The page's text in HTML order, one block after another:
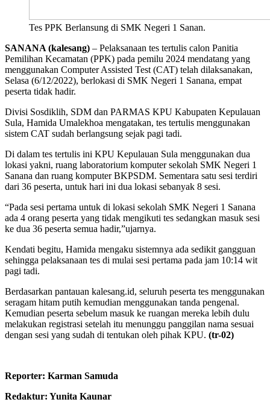
Tes PPK Berlansung di SMK Negeri 1 Sanan.
SANANA (kalesang) – Pelaksanaan tes tertulis calon Panitia
Pemilihan Kecamatan (PPK) pada pemilu 2024 mendatang yang
menggunakan Computer Assisted Test (CAT) telah dilaksanakan,
Selasa (6/12/2022), berlokasi di SMK Negeri 1 Sanana, empat
peserta tidak hadir.
Divisi Sosdiklih, SDM dan PARMAS KPU Kabupaten Kepulauan
Sula, Hamida Umalekhoa mengatakan, tes tertulis menggunakan
sistem CAT sudah berlangsung sejak pagi tadi.
Di dalam tes tertulis ini KPU Kepulauan Sula menggunakan dua
lokasi yakni, ruang laboratorium komputer sekolah SMK Negeri 1
Sanana dan ruang komputer BKPSDM. Sementara satu sesi terdiri
dari 36 peserta, untuk hari ini dua lokasi sebanyak 8 sesi.
“Pada sesi pertama untuk di lokasi sekolah SMK Negeri 1 Sanana
ada 4 orang peserta yang tidak mengikuti tes sedangkan masuk sesi
ke dua 36 peserta semua hadir,”ujarnya.
Kendati begitu, Hamida mengaku sistemnya ada sedikit gangguan
sehingga pelaksanaan tes di mulai sesi pertama pada jam 10:14 wit
pagi tadi.
Berdasarkan pantauan kalesang.id, seluruh peserta tes menggunakan
seragam hitam putih kemudian menggunakan tanda pengenal.
Kemudian peserta sebelum masuk ke ruangan mereka lebih dulu
melakukan registrasi setelah itu menunggu panggilan nama sesuai
dengan sesi yang sudah di tentukan oleh pihak KPU. (tr-02)
Reporter: Karman Samuda
Redaktur: Yunita Kaunar